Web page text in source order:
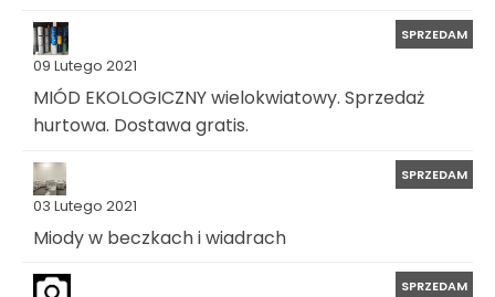
09 Lutego 2021
SPRZEDAM
MIÓD EKOLOGICZNY wielokwiatowy. Sprzedaż
hurtowa. Dostawa gratis.
03 Lutego 2021
SPRZEDAM
Miody w beczkach i wiadrach
SPRZEDAM